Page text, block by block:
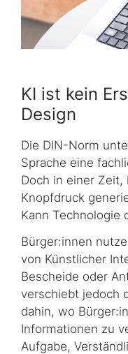
KI ist kein
Design
Die DIN-Norm
Sprache eine
Doch in einer
Knopfdruck
Kann Technologie
Bürger:innen
von Künstlicher
Bescheide oder
verschiebt jedoch
dahin, wo
Informationen zu
Aufgabe,